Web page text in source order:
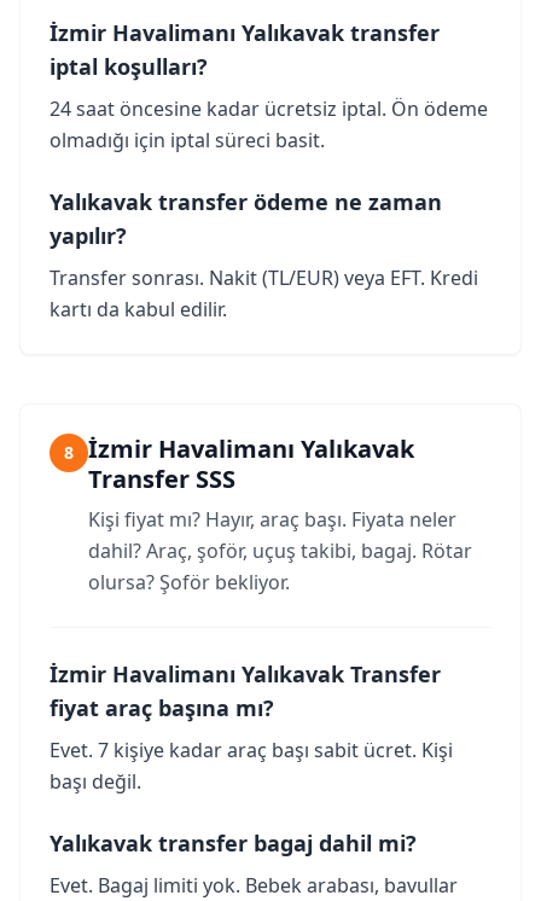
İzmir Havalimanı Yalıkavak transfer
iptal koşulları?
24 saat öncesine kadar ücretsiz iptal. Ön ödeme
olmadığı için iptal süreci basit.
Yalıkavak transfer ödeme ne zaman
yapılır?
Transfer sonrası. Nakit (TL/EUR) veya EFT. Kredi
kartı da kabul edilir.
8
İzmir Havalimanı Yalıkavak
Transfer SSS
Kişi fiyat mı? Hayır, araç başı. Fiyata neler
dahil? Araç, şoför, uçuş takibi, bagaj. Rötar
olursa? Şoför bekliyor.
İzmir Havalimanı Yalıkavak Transfer
fiyat araç başına mı?
Evet. 7 kişiye kadar araç başı sabit ücret. Kişi
başı değil.
Yalıkavak transfer bagaj dahil mi?
Evet. Bagaj limiti yok. Bebek arabası, bavullar